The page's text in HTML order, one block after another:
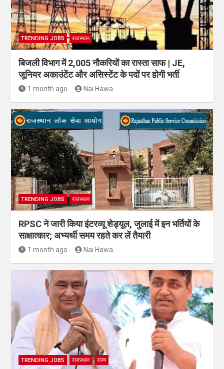
TRENDING JOBS राजस्थान
बिजली विभाग में 2,005 नौकरियों का रास्ता साफ | JE,
जूनियर अकाउंटेंट और असिस्टेंट के पदों पर होगी भर्ती
1 month ago Nai Hawa
TRENDING JOBS राजस्थान
RPSC ने जारी किया इंटरव्यू शेड्यूल, जुलाई में इन भर्तियों के
साक्षात्कार; अभ्यर्थी समय रहते कर लें तैयारी
1 month ago Nai Hawa
TRENDING JOBS राजस्थान राज्य